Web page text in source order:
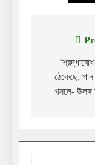
ঠেকেছে,
খসলে-